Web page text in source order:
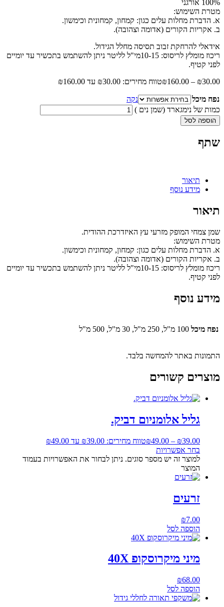
100% אורגני
מטרת השימוש:
א. הדברת מחלות עלים כגון: קמחון, קמחונית וכימשון.
ב. אקריות הקורים (אדומה וצהובה).
אידאלי להרחקת זבוב תסיסה מחלל הגידול.
ריכוז מומלץ לריסוס: 10-15מי"ל לליטר ניתן להשתמש בתכשיר עד יומיים
לפני קטיף.
₪30.00
–
₪160.00 טווח מחירים: ⁦₪30.00⁩ עד ⁦₪160.00⁩
נפח מיכל
נקה
כמות של נימגארד (שמן נים )
הוספה לסל
שתף
תיאור
מידע נוסף
תיאור
שמן צמחי המופק מזרעי עץ האיזדרכת ההודית.
מטרת השימוש:
א. הדברת מחלות עלים כגון: קמחון, קמחונית וכימשון.
ב. אקריות הקורים (אדומה וצהובה).
ריכוז מומלץ לריסוס: 10-15מי"ל לליטר ניתן להשתמש בתכשיר עד יומיים
לפני קטיף.
מידע נוסף
נפח מיכל 100 מ"ל, 250 מ"ל, 30 מ"ל, 500 מ"ל
התמונות באתר להמחשה בלבד.
מוצרים קשורים
גליל אלומניום דביק.
₪39.00
–
₪49.00
טווח מחירים: ⁦₪39.00⁩ עד ⁦₪49.00⁩
בחר אפשרויות
למוצר זה יש מספר סוגים. ניתן לבחור את האפשרויות בעמוד
המוצר
זרעים
₪7.00
הוספה לסל
מיני מיקרוסקופ 40X
₪68.00
הוספה לסל